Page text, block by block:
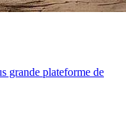
grande plateforme de